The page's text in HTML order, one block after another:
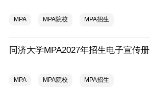
MPA MPA院校 MPA招生
同济大学MPA2027年招生电子宣传册
MPA MPA院校 MPA招生